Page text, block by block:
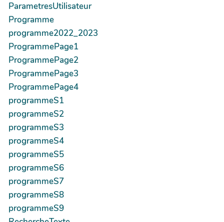
ParametresUtilisateur
Programme
programme2022_2023
ProgrammePage1
ProgrammePage2
ProgrammePage3
ProgrammePage4
programmeS1
programmeS2
programmeS3
programmeS4
programmeS5
programmeS6
programmeS7
programmeS8
programmeS9